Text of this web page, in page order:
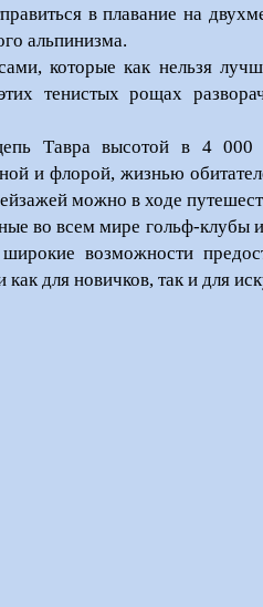
в плавание на
альпинизма.
которые как нельзя
тенистых рощах
Тавра высотой в 4
и флорой, жизнью
можно в ходе
во всем мире гольф-клубы
возможности
для новичков, так и для